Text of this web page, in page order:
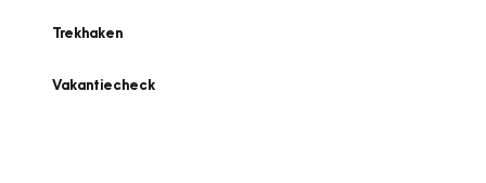
Trekhaken
Vakantiecheck